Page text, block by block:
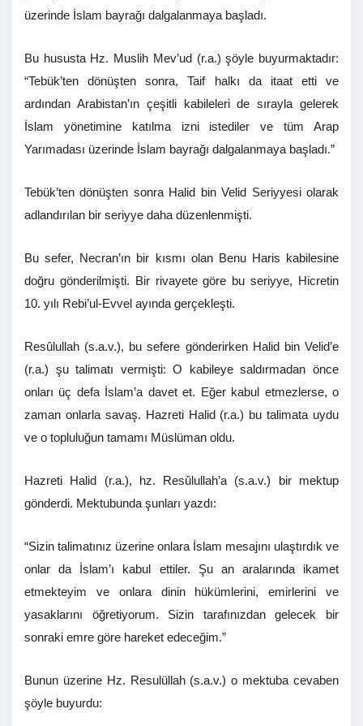
üzerinde İslam bayrağı dalgalanmaya başladı.
Bu hususta Hz. Muslih Mev’ud (r.a.) şöyle buyurmaktadır:
“Tebük’ten dönüşten sonra, Taif halkı da itaat etti ve
ardından Arabistan’ın çeşitli kabileleri de sırayla gelerek
İslam yönetimine katılma izni istediler ve tüm Arap
Yarımadası üzerinde İslam bayrağı dalgalanmaya başladı.”
Tebük’ten dönüşten sonra Halid bin Velid Seriyyesi olarak
adlandırılan bir seriyye daha düzenlenmişti.
Bu sefer, Necran’ın bir kısmı olan Benu Haris kabilesine
doğru gönderilmişti. Bir rivayete göre bu seriyye, Hicretin
10. yılı Rebi’ul-Evvel ayında gerçekleşti.
Resûlullah (s.a.v.), bu sefere gönderirken Halid bin Velid’e
(r.a.) şu talimatı vermişti: O kabileye saldırmadan önce
onları üç defa İslam’a davet et. Eğer kabul etmezlerse, o
zaman onlarla savaş. Hazreti Halid (r.a.) bu talimata uydu
ve o topluluğun tamamı Müslüman oldu.
Hazreti Halid (r.a.), hz. Resûlullah’a (s.a.v.) bir mektup
gönderdi. Mektubunda şunları yazdı:
“Sizin talimatınız üzerine onlara İslam mesajını ulaştırdık ve
onlar da İslam’ı kabul ettiler. Şu an aralarında ikamet
etmekteyim ve onlara dinin hükümlerini, emirlerini ve
yasaklarını öğretiyorum. Sizin tarafınızdan gelecek bir
sonraki emre göre hareket edeceğim.”
Bunun üzerine Hz. Resulüllah (s.a.v.) o mektuba cevaben
şöyle buyurdu: